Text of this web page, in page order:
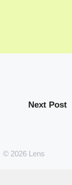
Next Post
© 2026 Lens